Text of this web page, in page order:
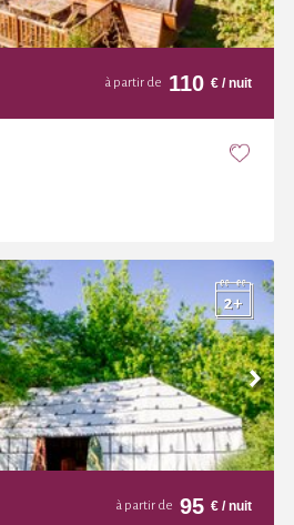
à partir de 110 € / nuit
à partir de 95 € / nuit